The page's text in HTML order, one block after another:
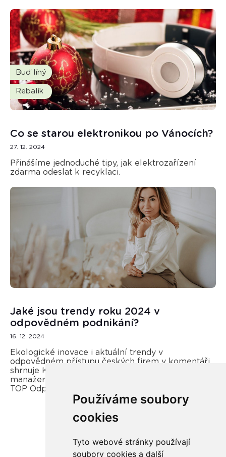
Používáme soubory
cookies
Tyto webové stránky používají
soubory cookies a další
Buď líný
Rebalík
Co se starou elektronikou po Vánocích?
27. 12. 2024
Přinášíme jednoduché tipy, jak elektrozařízení
zdarma odeslat k recyklaci.
Jaké jsou trendy roku 2024 v
odpovědném podnikání?
16. 12. 2024
Ekologické inovace i aktuální trendy v
odpovědném přístupu českých firem v komentáři
shrnuje Kateřina Opletal Průchová, regionální
manažerka REMA Systém a porotkyně soutěže
TOP Odpovědná firma.